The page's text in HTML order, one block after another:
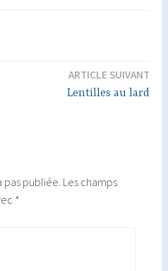
ARTICLE SUIVANT
Lentilles au lard
pas publiée. Les champs
*